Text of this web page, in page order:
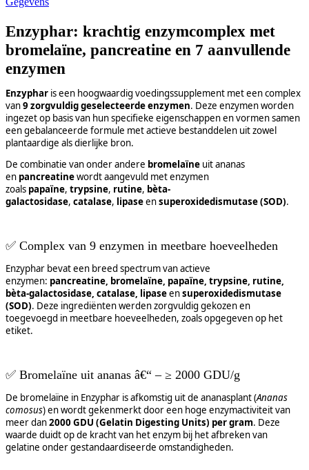
Enzyphar: krachtig enzymcomplex met
bromelaïne, pancreatine en 7 aanvullende
enzymen
Enzyphar is een hoogwaardig voedingssupplement met een complex
van9 zorgvuldig geselecteerde enzymen. Deze enzymen worden
ingezet op basis van hun specifieke eigenschappen en vormen samen
een gebalanceerde formule met actieve bestanddelen uit zowel
plantaardige als dierlijke bron.
De combinatie van onder andere bromelaïne uit ananas
en pancreatinewordt aangevuld met enzymen
zoals papaïne, trypsine, rutine, bèta-
galactosidase, catalase, lipaseensuperoxidedismutase (SOD).
✅ Complex van 9 enzymen in meetbare hoeveelheden
Enzyphar bevat een breed spectrum van actieve
enzymen: pancreatine, bromelaïne, papaïne, trypsine, rutine,
bèta-galactosidase, catalase, lipaseensuperoxidedismutase
(SOD). Deze ingrediënten werden zorgvuldig gekozen en
toegevoegd in meetbare hoeveelheden, zoals opgegeven op het
etiket.
✅ Bromelaïne uit ananas â€“ – ≥ 2000 GDU/g
De bromelaïne in Enzyphar is afkomstig uit de ananasplant (Ananas
comosus) en wordt gekenmerkt door een hoge enzymactiviteit van
meer dan2000 GDU (Gelatin Digesting Units) per gram. Deze
waarde duidt op de kracht van het enzym bij het afbreken van
gelatine onder gestandaardiseerde omstandigheden.